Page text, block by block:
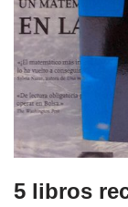
5 libros